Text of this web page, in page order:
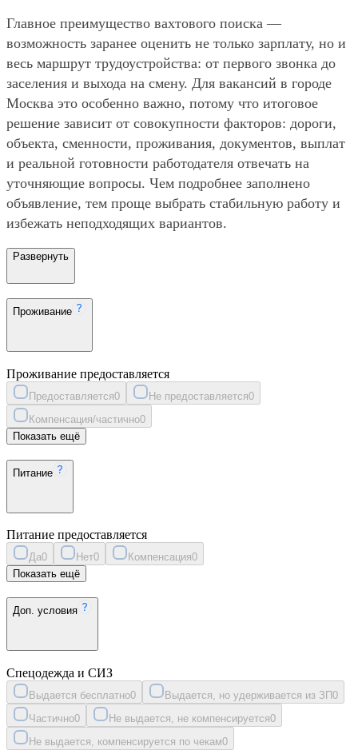
Главное преимущество вахтового поиска —
возможность заранее оценить не только зарплату, но и
весь маршрут трудоустройства: от первого звонка до
заселения и выхода на смену. Для вакансий в городе
Москва это особенно важно, потому что итоговое
решение зависит от совокупности факторов: дороги,
объекта, сменности, проживания, документов, выплат
и реальной готовности работодателя отвечать на
уточняющие вопросы. Чем подробнее заполнено
объявление, тем проще выбрать стабильную работу и
избежать неподходящих вариантов.
Развернуть
Проживание
Проживание предоставляется
Предоставляется0 Не предоставляется0
Компенсация/частично0
Показать ещё
Питание
Питание предоставляется
Да0 Нет0 Компенсация0
Показать ещё
Доп. условия
Спецодежда и СИЗ
Выдается бесплатно0 Выдается, но удерживается из ЗП0
Частично0 Не выдается, не компенсируется0
Не выдается, компенсируется по чекам0